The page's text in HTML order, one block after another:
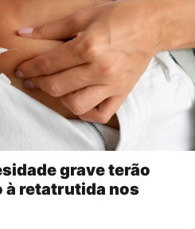
grave terão
à retatrutida nos